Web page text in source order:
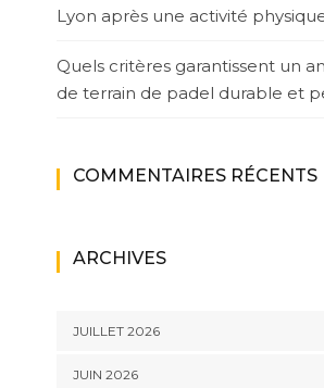
Lyon après une activité
Quels critères garantissent un
de terrain de padel durable et
COMMENTAIRES RÉCENTS
ARCHIVES
JUILLET 2026
JUIN 2026